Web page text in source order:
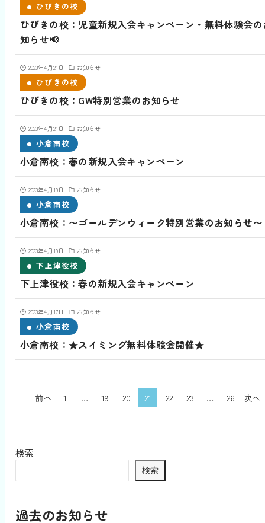
ひびきの校
ひびきの校：児童新規入会キャンペーン・無料体験会
知らせ📢
2023年4月21日 お知らせ
ひびきの校
ひびきの校：GW特別営業のお知らせ
2023年4月21日 お知らせ
小倉南校
小倉南校：春の新規入会キャンペーン
2023年4月19日 お知らせ
小倉南校
小倉南校：〜ゴールデンウィーク特別営業のお知らせ〜
2023年4月19日 お知らせ
下上津役校
下上津役校：春の新規入会キャンペーン
2023年4月17日 お知らせ
小倉南校
小倉南校：★スイミング無料体験会開催★
前へ 1 … 19 20 21 22 23 … 26 次へ
検索
検索
過去のお知らせ